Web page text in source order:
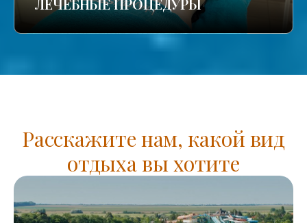
ЛЕЧЕБНЫЕ ПРОЦЕДУРЫ
Расскажите нам, какой вид
отдыха вы хотите